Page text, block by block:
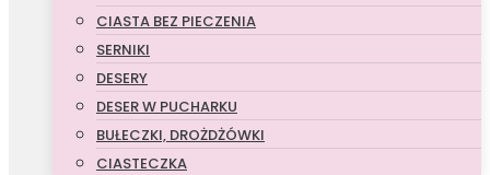
CIASTA BEZ PIECZENIA
SERNIKI
DESERY
DESER W PUCHARKU
BUŁECZKI, DROŻDŻÓWKI
CIASTECZKA